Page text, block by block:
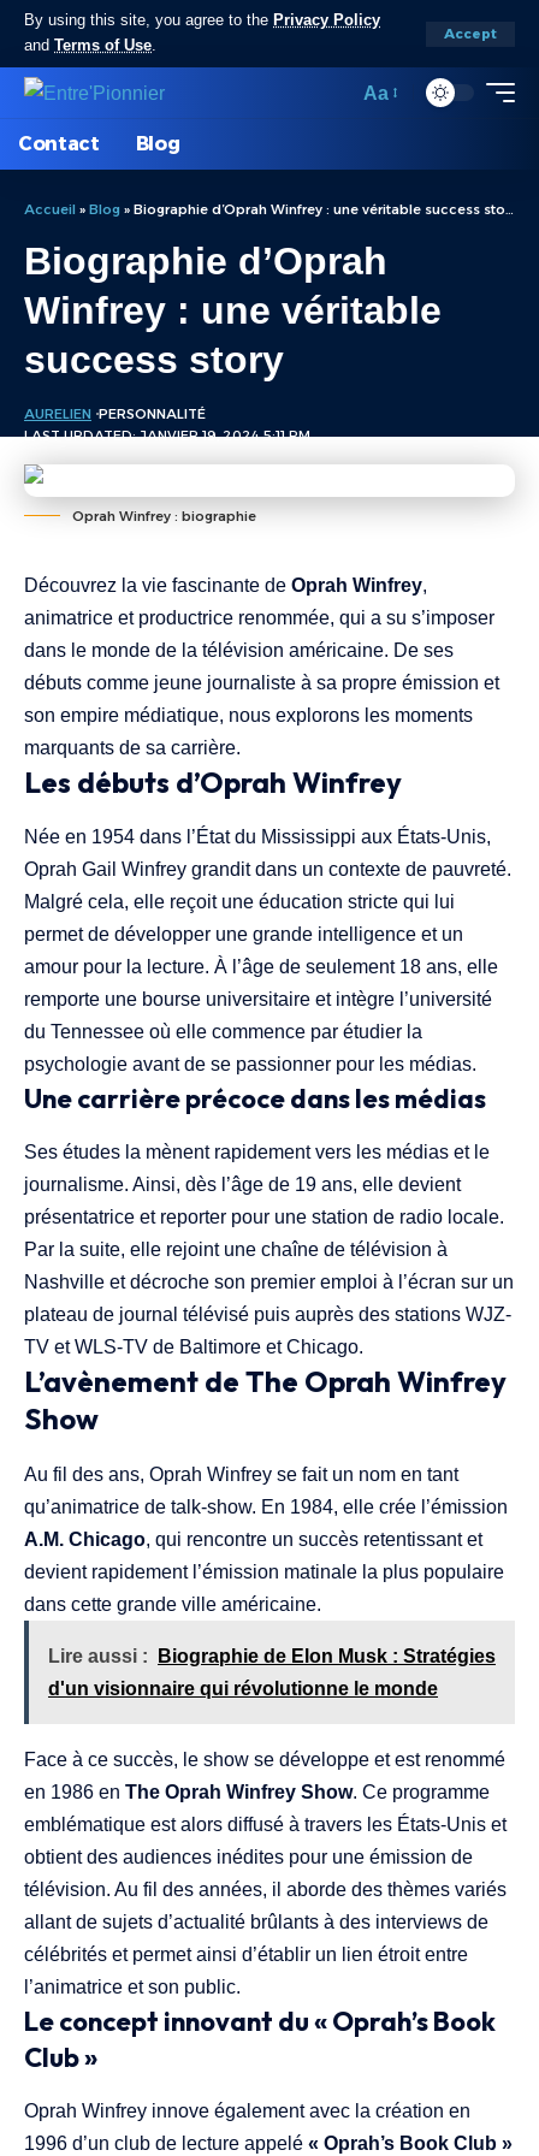
By using this site, you agree to the Privacy Policy
and Terms of Use.
Accept
Aa
Contact Blog
Accueil » Blog » Biographie d’Oprah Winfrey : une véritable success story
Biographie d’Oprah
Winfrey : une véritable
success story
LAST UPDATED: JANVIER 19, 2024 5:11 PM
AURELIEN PERSONNALITÉ
Oprah Winfrey : biographie
Découvrez la vie fascinante de Oprah Winfrey,
animatrice et productrice renommée, qui a su s’imposer
dans le monde de la télévision américaine. De ses
débuts comme jeune journaliste à sa propre émission et
son empire médiatique, nous explorons les moments
marquants de sa carrière.
Les débuts d’Oprah Winfrey
Née en 1954 dans l’État du Mississippi aux États-Unis,
Oprah Gail Winfrey grandit dans un contexte de pauvreté.
Malgré cela, elle reçoit une éducation stricte qui lui
permet de développer une grande intelligence et un
amour pour la lecture. À l’âge de seulement 18 ans, elle
remporte une bourse universitaire et intègre l’université
du Tennessee où elle commence par étudier la
psychologie avant de se passionner pour les médias.
Une carrière précoce dans les médias
Ses études la mènent rapidement vers les médias et le
journalisme. Ainsi, dès l’âge de 19 ans, elle devient
présentatrice et reporter pour une station de radio locale.
Par la suite, elle rejoint une chaîne de télévision à
Nashville et décroche son premier emploi à l’écran sur un
plateau de journal télévisé puis auprès des stations WJZ-
TV et WLS-TV de Baltimore et Chicago.
L’avènement de The Oprah Winfrey
Show
Au fil des ans, Oprah Winfrey se fait un nom en tant
qu’animatrice de talk-show. En 1984, elle crée l’émission
A.M. Chicago, qui rencontre un succès retentissant et
devient rapidement l’émission matinale la plus populaire
dans cette grande ville américaine.
Lire aussi :
Biographie de Elon Musk : Stratégies
d'un visionnaire qui révolutionne le monde
Face à ce succès, le show se développe et est renommé
en 1986 en The Oprah Winfrey Show. Ce programme
emblématique est alors diffusé à travers les États-Unis et
obtient des audiences inédites pour une émission de
télévision. Au fil des années, il aborde des thèmes variés
allant de sujets d’actualité brûlants à des interviews de
célébrités et permet ainsi d’établir un lien étroit entre
l’animatrice et son public.
Le concept innovant du « Oprah’s Book
Club »
Oprah Winfrey innove également avec la création en
1996 d’un club de lecture appelé « Oprah’s Book Club »